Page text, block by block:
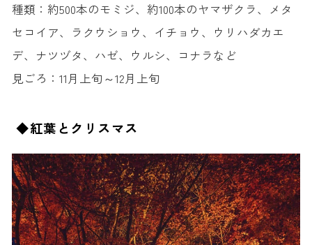
種類：約500本のモミジ、約100本のヤマザクラ、メタ
セコイア、ラクウショウ、イチョウ、ウリハダカエ
デ、ナツヅタ、ハゼ、ウルシ、コナラなど
見ごろ：11月上旬～12月上旬
◆紅葉とクリスマス